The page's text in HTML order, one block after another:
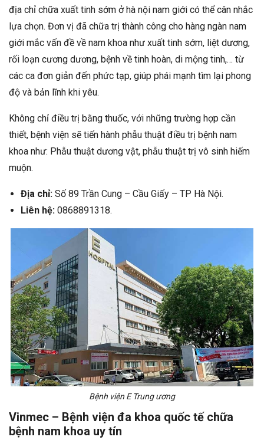
địa chỉ chữa xuất tinh sớm ở hà nội nam giới có thể cân nhắc
lựa chọn. Đơn vị đã chữa trị thành công cho hàng ngàn nam
giới mắc vấn đề về nam khoa như xuất tinh sớm, liệt dương,
rối loạn cương dương, bệnh về tinh hoàn, di mộng tinh,… từ
các ca đơn giản đến phức tạp, giúp phái mạnh tìm lại phong
độ và bản lĩnh khi yêu.
Không chỉ điều trị bằng thuốc, với những trường hợp cần
thiết, bệnh viện sẽ tiến hành phẫu thuật điều trị bệnh nam
khoa như: Phẫu thuật dương vật, phẫu thuật trị vô sinh hiếm
muộn.
Địa chỉ: Số 89 Trần Cung – Cầu Giấy – TP Hà Nội.
Liên hệ: 0868891318.
Bệnh viện E Trung ương
Vinmec – Bệnh viện đa khoa quốc tế chữa
bệnh nam khoa uy tín